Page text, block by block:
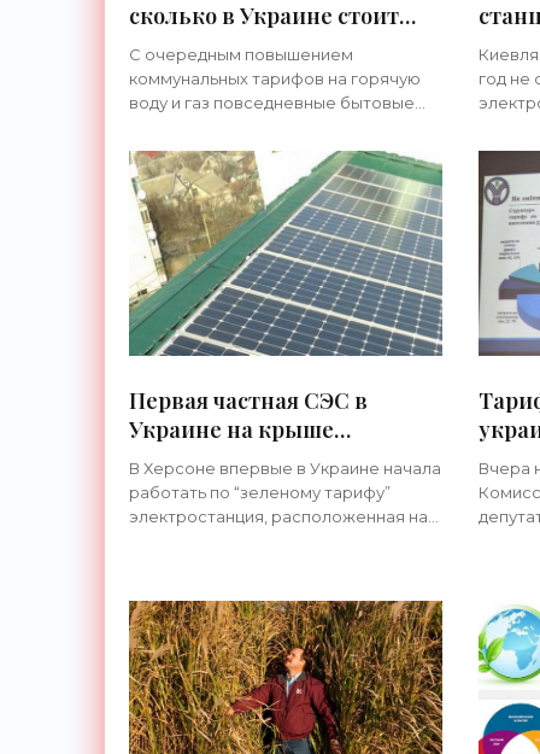
сколько в Украине стоит
принять ванну и сходить в
туалет - «Новости
Электроники»
С очередным повышением
коммунальных тарифов на горячую
воду и газ повседневные бытовые
умывания, чистки зубов,
приготовление пищи – для простых
украинцев будут
год -
год не
Первая частная СЭС в
Украине на крыше
многоквартирного дома
начала работать по
«зеленому» тарифу -
В Херсоне впервые в Украине начала
работать по “зеленому тарифу”
электростанция, расположенная на
раза
Вчера